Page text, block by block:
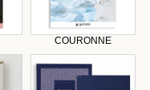
COURONNE